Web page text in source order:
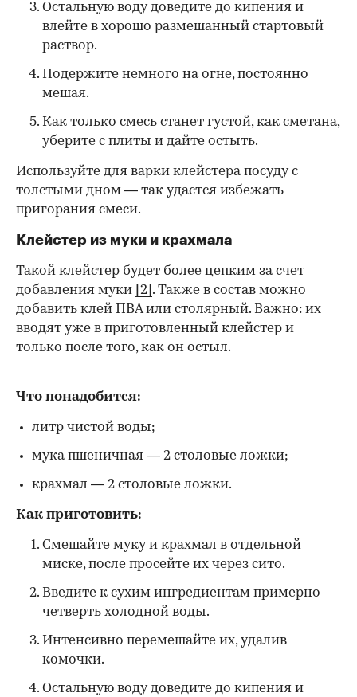
Остальную воду доведите до кипения и
влейте в хорошо размешанный стартовый
раствор.
Подержите немного на огне, постоянно
мешая.
Как только смесь станет густой, как сметана,
уберите с плиты и дайте остыть.
Используйте для варки клейстера посуду с
толстыми дном — так удастся избежать
пригорания смеси.
Клейстер из муки и крахмала
Такой клейстер будет более цепким за счет
добавления муки [2] . Также в состав можно
добавить клей ПВА или столярный. Важно: их
вводят уже в приготовленный клейстер и
только после того, как он остыл.
Что понадобится:
литр чистой воды;
мука пшеничная — 2 столовые ложки;
крахмал — 2 столовые ложки.
Как приготовить:
Смешайте муку и крахмал в отдельной
миске, после просейте их через сито.
Введите к сухим ингредиентам примерно
четверть холодной воды.
Интенсивно перемешайте их, удалив
комочки.
Остальную воду доведите до кипения и